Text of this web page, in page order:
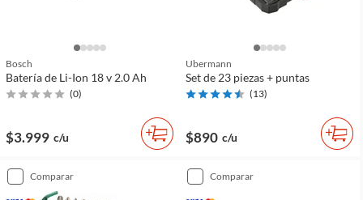
Bosch
Batería de Li-Ion 18 v 2.0 Ah
(0)
$3.999 c/u
Ubermann
Set de 23 piezas + puntas
(13)
$890 c/u
comparar comparar